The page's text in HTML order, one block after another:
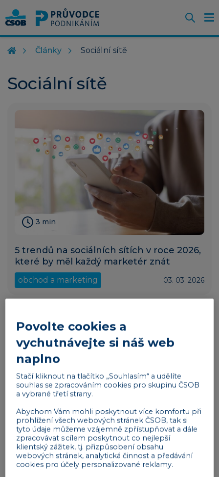
Články Sociální sítě
Sociální sítě
3 min
5 trendů na sociálních sítích v roce 2026,
které by měl každý marketér znát
obchod a marketing 03. 03. 2026
4 min
Sociální sítě v době moderního podnikání
(díl 3): Jak využít X (dříve Twitter) a
Povolte cookies a
vychutnávejte si náš web
naplno
Stačí kliknout na tlačítko „Souhlasím“ a udělíte
souhlas se zpracováním cookies pro skupinu ČSOB
a vybrané třetí strany.
Abychom Vám mohli poskytnout více komfortu při
prohlížení všech webových stránek ČSOB, tak si
tyto údaje můžeme vzájemně zpřístupňovat a dále
zpracovávat s cílem poskytnout co nejlepší
klientský zážitek, tj. přizpůsobení obsahu
webových stránek, analytická činnost a předávání
cookies pro účely personalizované reklamy.